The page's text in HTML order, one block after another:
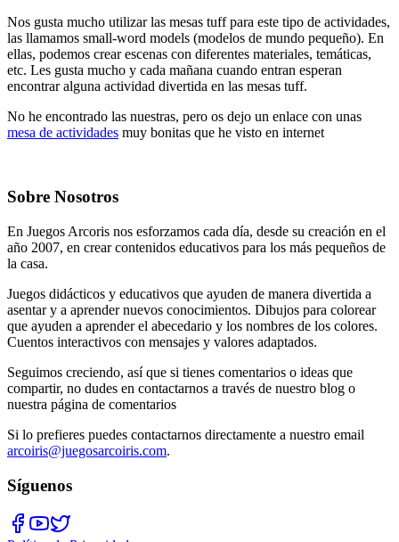
Nos gusta mucho utilizar las mesas tuff para este tipo de actividades,
las llamamos small-word models (modelos de mundo pequeño). En
ellas, podemos crear escenas con diferentes materiales, temáticas,
etc. Les gusta mucho y cada mañana cuando entran esperan
encontrar alguna actividad divertida en las mesas tuff.
No he encontrado las nuestras, pero os dejo un enlace con unas
mesa de actividades muy bonitas que he visto en internet
Sobre Nosotros
En Juegos Arcoris nos esforzamos cada día, desde su creación en el
año 2007, en crear contenidos educativos para los más pequeños de
la casa.
Juegos didácticos y educativos que ayuden de manera divertida a
asentar y a aprender nuevos conocimientos. Dibujos para colorear
que ayuden a aprender el abecedario y los nombres de los colores.
Cuentos interactivos con mensajes y valores adaptados.
Seguimos creciendo, así que si tienes comentarios o ideas que
compartir, no dudes en contactarnos a través de nuestro blog o
nuestra página de comentarios
Si lo prefieres puedes contactarnos directamente a nuestro email
arcoiris@juegosarcoiris.com.
Síguenos